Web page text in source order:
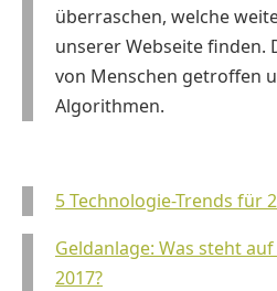
überraschen, welche
unserer Webseite finden.
von Menschen getroffen
Algorithmen.
5 Technologie-Trends für
Geldanlage: Was steht
2017?